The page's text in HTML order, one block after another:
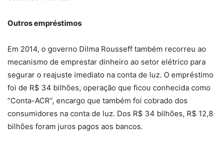
Outros empréstimos
Em 2014, o governo Dilma Rousseff também recorreu ao
mecanismo de emprestar dinheiro ao setor elétrico para
segurar o reajuste imediato na conta de luz. O empréstimo
foi de R$ 34 bilhões, operação que ficou conhecida como
“Conta-ACR”, encargo que também foi cobrado dos
consumidores na conta de luz. Dos R$ 34 bilhões, R$ 12,8
bilhões foram juros pagos aos bancos.